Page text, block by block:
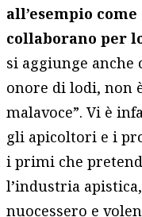
all’esempio
collaborano per
si aggiunge anche
onore di lodi, non
malavoce”. Vi è
gli apicoltori e i
i primi che
l’industria
nuocessero e